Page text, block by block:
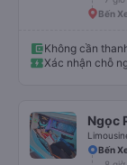
Bến
Không cần
Xác nhận chỗ
Ngọc
Bến